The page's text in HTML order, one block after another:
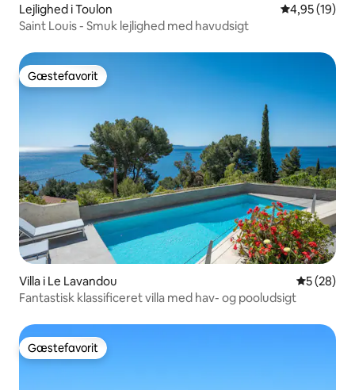
Lejlighed i Toulon 4,95 ud af 5
4,95 (19)
Saint Louis - Smuk lejlighed med havudsigt
Gæstefavorit
Gæstefavorit
Villa i Le Lavandou 5 ud af 5 i
5 (28)
Fantastisk klassificeret villa med hav- og pooludsigt
Gæstefavorit
Gæstefavorit